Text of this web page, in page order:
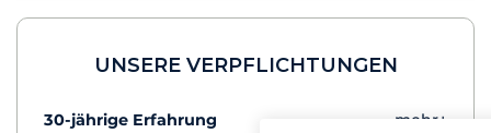
UNSERE VERPFLICHTUNGEN
30-jährige Erfahrung
mehr+